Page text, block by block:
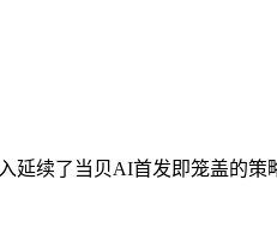
延续了当贝AI首发即笼盖的